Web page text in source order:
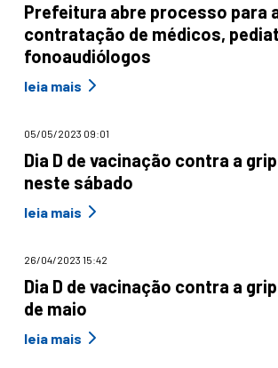
Prefeitura abre processo para
contratação de médicos,
fonoaudiólogos
leia mais
05/05/2023 09:01
Dia D de vacinação contra a
neste sábado
leia mais
26/04/2023 15:42
Dia D de vacinação contra a
de maio
leia mais